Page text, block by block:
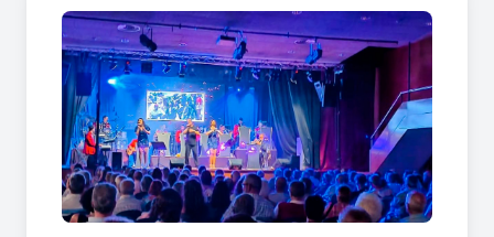
La Festa Major ofereix una programació variada
amb activitats culturals, propostes musicals,
espectacles, activitats familiars i espais de
participació que conviden a gaudir de l'ambient
festiu. Aquestes activitats es complementen amb
la possibilitat de conèixer el municipi des d'una
perspectiva més propera, descobrint els seus
racons i l'encant del seu nucli històric.